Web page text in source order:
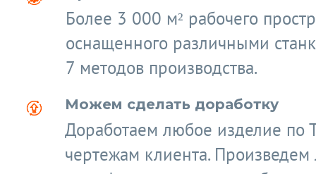
Более 3 000 м² рабочего
оснащенного различными
7 методов производства.
Можем сделать доработку
Доработаем любое изделие по
чертежам клиента.